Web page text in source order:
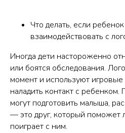
Что делать, если
взаимодействовать с
Иногда дети настороженно
или боятся обследования.
момент и используют
наладить контакт с
могут подготовить малыша,
— это друг, который поможет
поиграет с ним.